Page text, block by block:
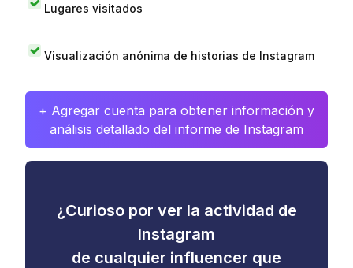
Lugares visitados
Visualización anónima de historias de Instagram
+ Agregar cuenta para obtener información y
análisis detallado del informe de Instagram
¿Curioso por ver la actividad de
Instagram
de cualquier influencer que